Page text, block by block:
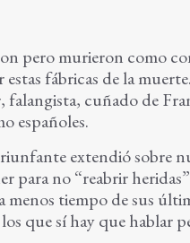
pero murieron como
fábricas de la
falangista, cuñado de
españoles.
extendió sobre
para no “reabrir
menos tiempo de sus
que sí hay que hablar